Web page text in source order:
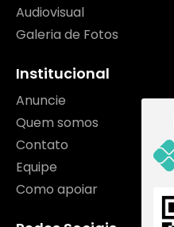
Audiovisual
Galeria de Fotos
Institucional
Anuncie
Quem somos
Contato
Equipe
Como apoiar